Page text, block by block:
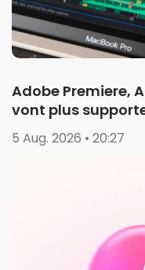
Adobe Premiere,
vont plus
5 Aug. 2026 • 20:27